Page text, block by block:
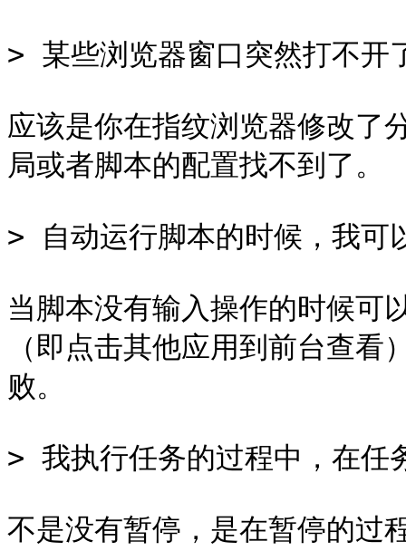
> 某些浏览器窗口突然打不开
应该是你在指纹浏览器修改了
局或者脚本的配置找不到了。
> 自动运行脚本的时候，我可
当脚本没有输入操作的时候可
（即点击其他应用到前台查
败。
> 我执行任务的过程中，在任
不是没有暂停，是在暂停的过